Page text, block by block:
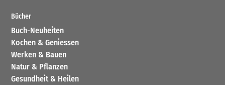
Bücher
Buch-Neuheiten
Kochen & Geniessen
Werken & Bauen
Natur & Pflanzen
Gesundheit & Heilen